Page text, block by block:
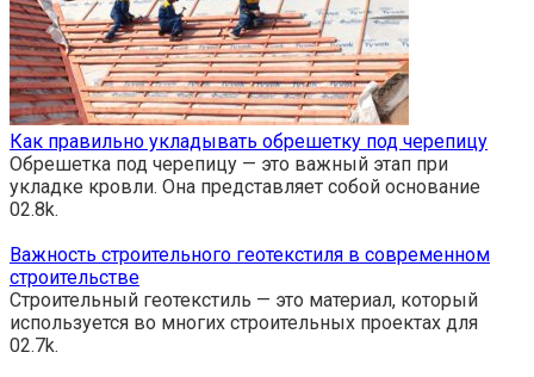
Как правильно укладывать обрешетку под черепицу
Обрешетка под черепицу — это важный этап при
укладке кровли. Она представляет собой основание
02.8k.
Важность строительного геотекстиля в современном
строительстве
Строительный геотекстиль — это материал, который
используется во многих строительных проектах для
02.7k.